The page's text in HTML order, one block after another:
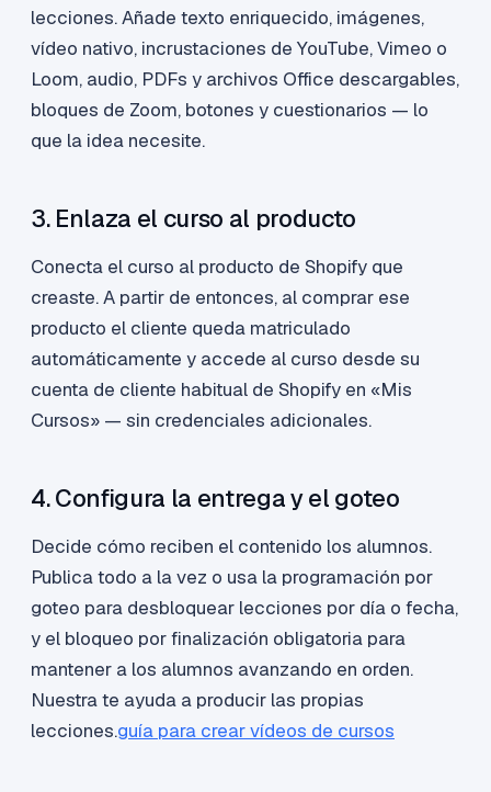
lecciones. Añade texto enriquecido, imágenes,
vídeo nativo, incrustaciones de YouTube, Vimeo o
Loom, audio, PDFs y archivos Office descargables,
bloques de Zoom, botones y cuestionarios — lo
que la idea necesite.
3. Enlaza el curso al producto
Conecta el curso al producto de Shopify que
creaste. A partir de entonces, al comprar ese
producto el cliente queda matriculado
automáticamente y accede al curso desde su
cuenta de cliente habitual de Shopify en «Mis
Cursos» — sin credenciales adicionales.
4. Configura la entrega y el goteo
Decide cómo reciben el contenido los alumnos.
Publica todo a la vez o usa la programación por
goteo para desbloquear lecciones por día o fecha,
y el bloqueo por finalización obligatoria para
mantener a los alumnos avanzando en orden.
Nuestra te ayuda a producir las propias
lecciones.guía para crear vídeos de cursos